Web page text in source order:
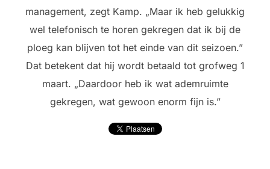
management, zegt Kamp. „Maar ik heb gelukkig
wel telefonisch te horen gekregen dat ik bij de
ploeg kan blijven tot het einde van dit seizoen.”
Dat betekent dat hij wordt betaald tot grofweg 1
maart. „Daardoor heb ik wat ademruimte
gekregen, wat gewoon enorm fijn is.”